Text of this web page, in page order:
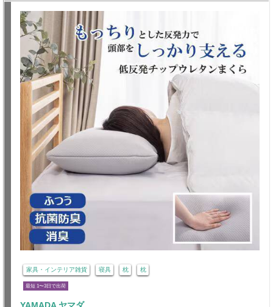
家具・インテリア雑貨 寝具 枕 枕
最短 1〜3日で出荷